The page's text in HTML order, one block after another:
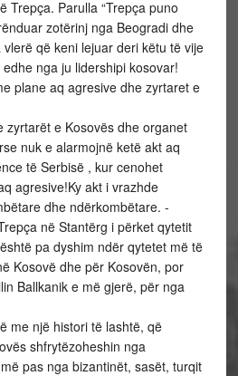
Trepça. Parulla “Trepça puno
zotërinj nga Beogradi dhe
që keni lejuar deri këtu të vije
nga ju lidershipi kosovar!
plane aq agresive dhe zyrtaret e
zyrtarët e Kosovës dhe organet
nuk e alarmojnë ketë akt aq
të Serbisë , kur cenohet
agresive!Ky akt i vrazhde
dhe ndërkombëtare. -
në Stantërg i përket qytetit
pa dyshim ndër qytetet më të
Kosovë dhe për Kosovën, por
Ballkanik e më gjerë, për nga
me një histori të lashtë, që
shfrytëzoheshin nga
pas nga bizantinët, sasët, turqit